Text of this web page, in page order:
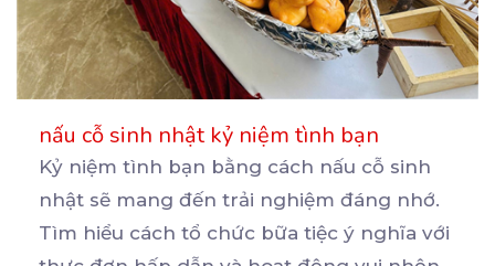
nấu cỗ sinh nhật kỷ niệm tình bạn
Kỷ niệm tình bạn bằng cách nấu cỗ sinh
nhật sẽ mang đến trải nghiệm đáng nhớ.
Tìm hiểu cách tổ chức bữa tiệc ý nghĩa với